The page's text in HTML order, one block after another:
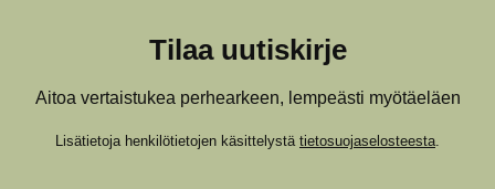
Tilaa uutiskirje
Aitoa vertaistukea perhearkeen, lempeästi myötäeläen
Lisätietoja henkilötietojen käsittelystä tietosuojaselosteesta.